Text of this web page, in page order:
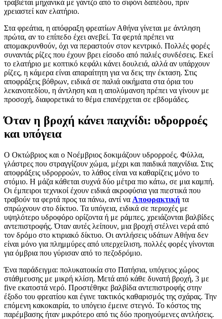
τραβιέται μηχανικά με γάντζο από το σιφόνι δαπέδου, πριν
χρειαστεί καν ελατήριο.
Στα φρεάτια, η απόφραξη φρεατίων Αθήνα γίνεται με άντληση
πρώτα, αν το επίπεδο έχει ανεβεί. Τα φερτά πρέπει να
απομακρυνθούν, όχι να περαστούν στον κεντρικό. Πολλές φορές
συναντάς ρίζες που έχουν βρει είσοδο από παλιές συνδέσεις. Εκεί
το ελατήριο με κοπτικό κεφάλι κάνει δουλειά, αλλά αν υπάρχουν
ρίζες, η κάμερα είναι απαραίτητη για να δεις την έκταση. Στις
αποφράξεις βόθρων, ειδικά σε παλιά οικήματα στα όρια του
λεκανοπεδίου, η άντληση και η απολύμανση πρέπει να γίνουν με
προσοχή, διαφορετικά το θέμα επανέρχεται σε εβδομάδες.
Όταν η βροχή κάνει παιχνίδι: υδρορροές
και υπόγεια
Ο Οκτώβριος και ο Νοέμβριος δοκιμάζουν υδρορροές. Φύλλα,
γλάστρες που στραγγίζουν χώμα, μέχρι και παιδικά παιχνίδια. Στις
αποφράξεις υδρορροών, το λάθος είναι να καθαρίζεις μόνο το
στόμιο. Η μάζα κάθεται συχνά δύο μέτρα πιο κάτω, σε μια καμπή.
Οι έμπειροι τεχνικοί έχουν ειδικά ακροφύσια για πιεστικά που
τραβούν τα φερτά προς τα πάνω, αντί να Αποφρακτική τα
σπρώχνουν στο δίκτυο. Τα υπόγεια, ειδικά σε περιοχές με
υψηλότερο υδροφόρο ορίζοντα ή με ράμπες, χρειάζονται βαλβίδες
αντεπιστροφής. Όταν αυτές λείπουν, μια βροχή στέλνει νερά από
τον δρόμο στο κτιριακό δίκτυο. Οι αντλήσεις υδάτων Αθήνα δεν
είναι μόνο για πλημμύρες από υπερχείλιση, πολλές φορές γίνονται
για όμβρια που γύρισαν από το πεζοδρόμιο.
Ένα παράδειγμα: πολυκατοικία στο Πατήσια, υπόγειος χώρος
στάθμευσης με μικρή κλίση. Μετά από κάθε δυνατή βροχή, 3 με
five εκατοστά νερό. Προστέθηκε βαλβίδα αντεπιστροφής στην
έξοδο του φρεατίου και έγινε τακτικός καθαρισμός της σχάρας. Την
επόμενη κακοκαιρία, το υπόγειο έμεινε στεγνό. Το κόστος της
παρέμβασης ήταν μικρότερο από τις δύο προηγούμενες αντλήσεις.